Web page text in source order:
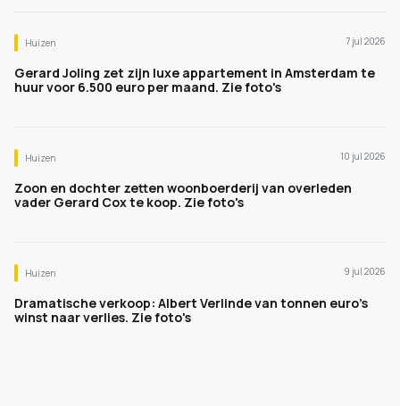
Huizen 7 jul 2026
Gerard Joling zet zijn luxe appartement in Amsterdam te
huur voor 6.500 euro per maand. Zie foto's
Huizen 10 jul 2026
Zoon en dochter zetten woonboerderij van overleden
vader Gerard Cox te koop. Zie foto's
Huizen 9 jul 2026
Dramatische verkoop: Albert Verlinde van tonnen euro's
winst naar verlies. Zie foto's